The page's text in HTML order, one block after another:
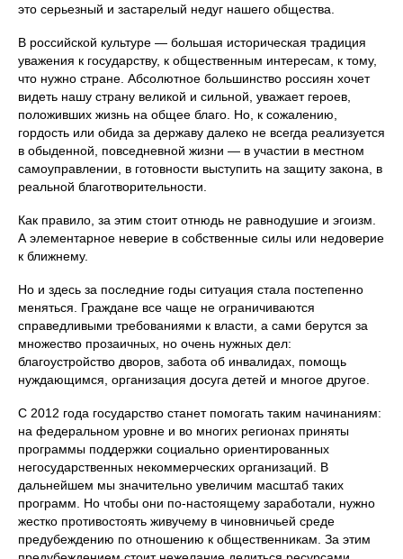
это серьезный и застарелый недуг нашего общества.
В российской культуре — большая историческая традиция
уважения к государству, к общественным интересам, к тому,
что нужно стране. Абсолютное большинство россиян хочет
видеть нашу страну великой и сильной, уважает героев,
положивших жизнь на общее благо. Но, к сожалению,
гордость или обида за державу далеко не всегда реализуется
в обыденной, повседневной жизни — в участии в местном
самоуправлении, в готовности выступить на защиту закона, в
реальной благотворительности.
Как правило, за этим стоит отнюдь не равнодушие и эгоизм.
А элементарное неверие в собственные силы или недоверие
к ближнему.
Но и здесь за последние годы ситуация стала постепенно
меняться. Граждане все чаще не ограничиваются
справедливыми требованиями к власти, а сами берутся за
множество прозаичных, но очень нужных дел:
благоустройство дворов, забота об инвалидах, помощь
нуждающимся, организация досуга детей и многое другое.
С 2012 года государство станет помогать таким начинаниям:
на федеральном уровне и во многих регионах приняты
программы поддержки социально ориентированных
негосударственных некоммерческих организаций. В
дальнейшем мы значительно увеличим масштаб таких
программ. Но чтобы они по-настоящему заработали, нужно
жестко противостоять живучему в чиновничьей среде
предубеждению по отношению к общественникам. За этим